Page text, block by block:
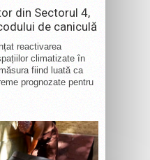
din Sectorul 4,
de caniculă
reactivarea
climatizate în
fiind luată ca
prognozate pentru